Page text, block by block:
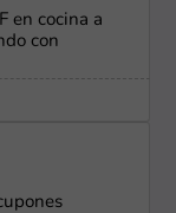
en cocina a
con